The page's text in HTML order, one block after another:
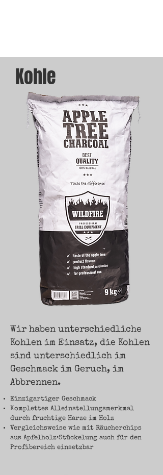
Kohle
Wir haben unterschiedliche
Kohlen im Einsatz, die Kohlen
sind unterschiedlich im
Geschmack im Geruch, im
Abbrennen.
Einzigartiger Geschmack
Komplettes Alleinstellungsmerkmal
durch fruchtige Harze im Holz
Vergleichsweise wie mit Räucherchips
aus Apfelholz•Stückelung auch für den
Profibereich einsetzbar